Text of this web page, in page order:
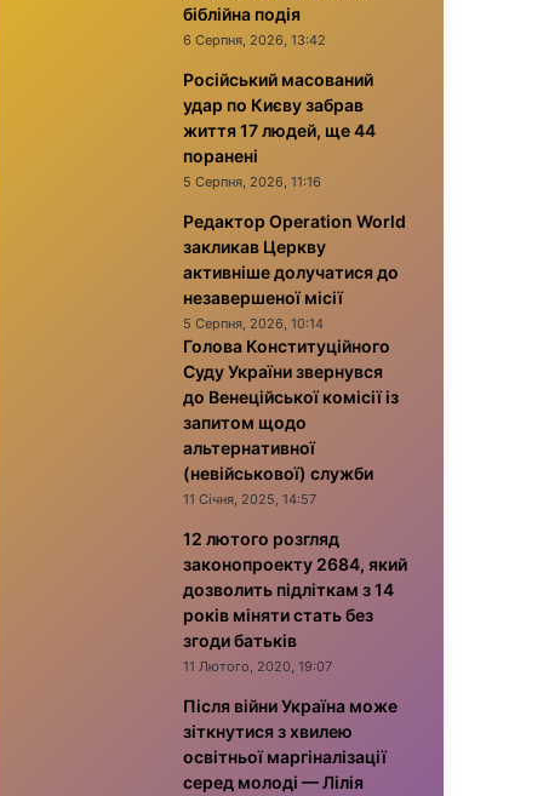
біблійна подія
6 Серпня, 2026, 13:42
Російський масований
удар по Києву забрав
життя 17 людей, ще 44
поранені
5 Серпня, 2026, 11:16
Редактор Operation World
закликав Церкву
активніше долучатися до
незавершеної місії
5 Серпня, 2026, 10:14
Голова Конституційного
Суду України звернувся
до Венеційської комісії із
запитом щодо
альтернативної
(невійськової) служби
11 Січня, 2025, 14:57
12 лютого розгляд
законопроекту 2684, який
дозволить підліткам з 14
років міняти стать без
згоди батьків
11 Лютого, 2020, 19:07
Після війни Україна може
зіткнутися з хвилею
освітньої маргіналізації
серед молоді — Лілія